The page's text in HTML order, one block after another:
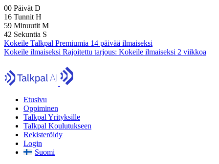
00 Päivät D
16 Tunnit H
59 Minuutit M
41 Sekuntia S
Kokeile Talkpal Premiumia 14 päivää ilmaiseksi
Kokeile ilmaiseksi Rajoitettu tarjous: Kokeile ilmaiseksi 2 viikkoa
Etusivu
Oppiminen
Talkpal Yrityksille
Talkpal Koulutukseen
Rekisteröidy
Login
Suomi